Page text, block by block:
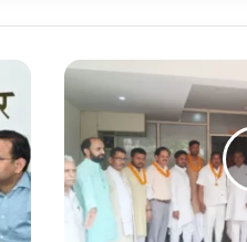
Akhil
Bharatiya
Mazdoor
Parishad:
नोएडा
में
मुख्य
कार्यालय